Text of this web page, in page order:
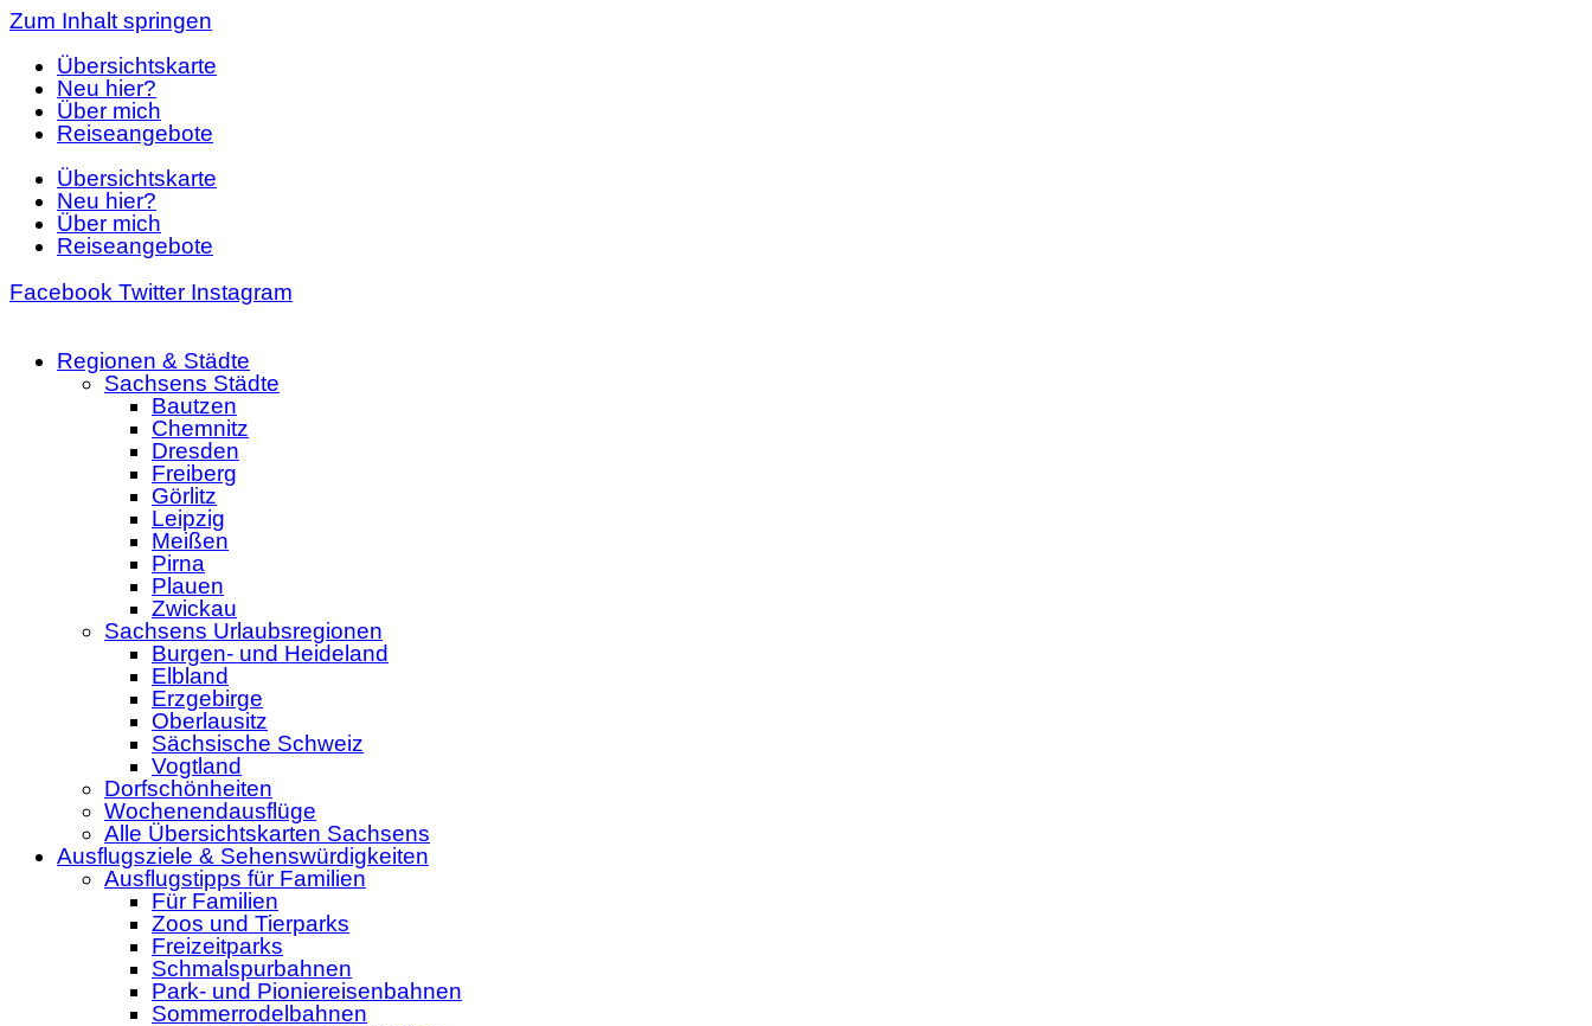
Zum Inhalt springen
Übersichtskarte
Neu hier?
Über mich
Reiseangebote
Übersichtskarte
Neu hier?
Über mich
Reiseangebote
Facebook Twitter Instagram
Regionen & Städte
Sachsens Städte
Bautzen
Chemnitz
Dresden
Freiberg
Görlitz
Leipzig
Meißen
Pirna
Plauen
Zwickau
Sachsens Urlaubsregionen
Burgen- und Heideland
Elbland
Erzgebirge
Oberlausitz
Sächsische Schweiz
Vogtland
Dorfschönheiten
Wochenendausflüge
Alle Übersichtskarten Sachsens
Ausflugsziele & Sehenswürdigkeiten
Ausflugstipps für Familien
Für Familien
Zoos und Tierparks
Freizeitparks
Schmalspurbahnen
Park- und Pioniereisenbahnen
Sommerrodelbahnen